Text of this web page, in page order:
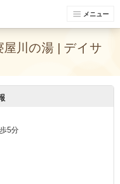
メニュー
川の湯 | デイサ
5分